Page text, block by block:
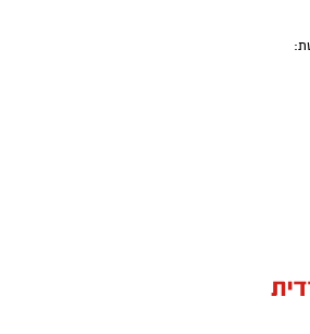
בהגנה עליו.